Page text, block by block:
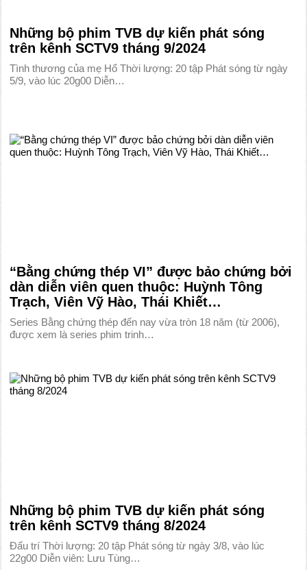
Những bộ phim TVB dự kiến phát sóng
trên kênh SCTV9 tháng 9/2024
Tình thương của mẹ Hổ Thời lượng: 20 tập Phát sóng từ ngày
5/9, vào lúc 20g00 Diễn…
“Bằng chứng thép VI” được bảo chứng bởi
dàn diễn viên quen thuộc: Huỳnh Tông
Trạch, Viên Vỹ Hào, Thái Khiết…
Series Bằng chứng thép đến nay vừa tròn 18 năm (từ 2006),
được xem là series phim trinh…
Những bộ phim TVB dự kiến phát sóng
trên kênh SCTV9 tháng 8/2024
Đấu trí Thời lượng: 20 tập Phát sóng từ ngày 3/8, vào lúc
22g00 Diễn viên: Lưu Tùng…